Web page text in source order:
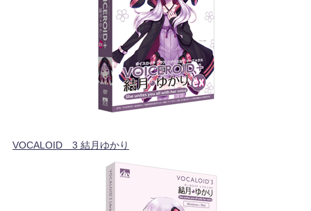
VOCALOID™3 結月ゆかり